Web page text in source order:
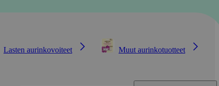
Lasten aurinkovoiteet Muut aurinkotuotteet